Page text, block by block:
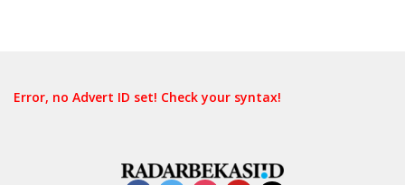
Error, no Advert ID set! Check your syntax!